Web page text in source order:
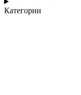
Категории